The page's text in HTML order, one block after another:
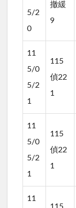
5/2
0
撤緩
9
11
5/0
5/2
1
115
偵22
1
11
5/0
5/2
1
115
偵22
1
11
115